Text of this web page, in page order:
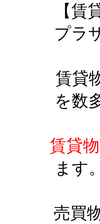
【
プラ
賃貸
を数
賃貸
ます
売買